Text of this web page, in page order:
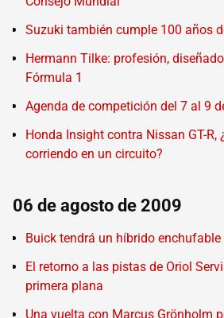
Suzuki también cumple 100 años
Hermann Tilke: profesión,
Fórmula 1
Agenda de competición del 7 al 9
Honda Insight contra Nissan GT-R,
corriendo en un circuito?
06 de agosto de 2009
Buick tendrá un híbrido enchufable
El retorno a las pistas de Oriol
primera plana
Una vuelta con Marcus Grönholm